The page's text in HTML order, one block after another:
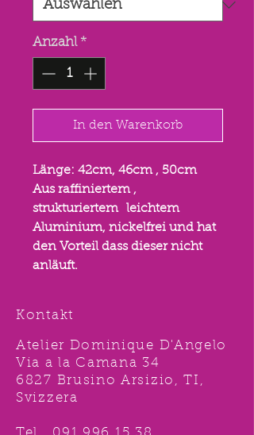
Anzahl *
In den Warenkorb
Länge: 42cm, 46cm , 50cm
Aus raffiniertem ,
strukturiertem leichtem
Aluminium, nickelfrei und hat
den Vorteil dass dieser nicht
anläuft.
Kontakt
Atelier Dominique D'Angelo
Via a la Camana 34
6827 Brusino Arsizio, TI,
Svizzera